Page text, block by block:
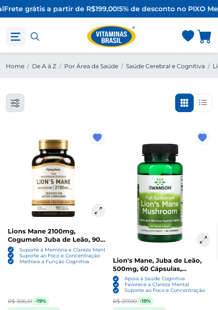
Frete grátis a partir de R$199,00!5% de desconto no PIXO
Home / De A à Z / Por Área da Saúde / Saúde Cerebral e Cognitiva /
Lions Mane 2100mg,
Cogumelo Juba de Leão, 90
Cápsulas, PipingRock
Suporte à Memória e Clareza Mental
Suporte ao Foco e Concentração
Melhora a Função Cognitiva
R$ 306,51 -19%
Lion's Mane, Juba de Leão,
500mg, 60 Cápsulas,
Swanson
Apoia a Saúde Cognitiva
Favorece a Clareza Mental
Suporte ao Foco e Concentração
R$ 317,00 -19%